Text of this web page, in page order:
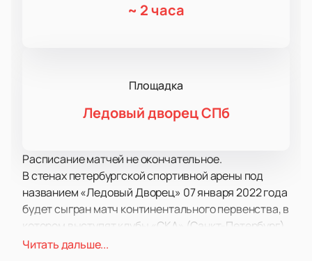
~ 2 часа
Площадка
Ледовый дворец СПб
Расписание матчей не окончательное.
В стенах петербургской спортивной арены под
названием «Ледовый Дворец» 07 января 2022 года
будет сыгран матч континентального первенства, в
котором выступят клубы «СКА» (Санкт-Петербург)
и «Торпедо» (Нижний Новгород).
Читать дальше...